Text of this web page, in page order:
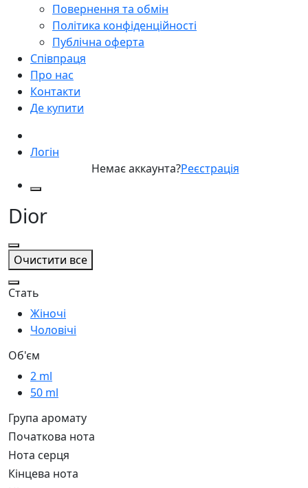
Повернення та обмін
Політика конфіденційності
Публічна оферта
Співпраця
Про нас
Контакти
Де купити
Логін
Немає аккаунта?Реєстрація
Dior
Очистити все
Стать
Жіночі
Чоловічі
Об'єм
2 ml
50 ml
Група аромату
Початкова нота
Нота серця
Кінцева нота